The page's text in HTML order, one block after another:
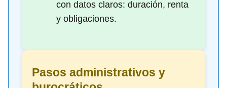
con datos claros: duración, renta
y obligaciones.
Pasos administrativos y